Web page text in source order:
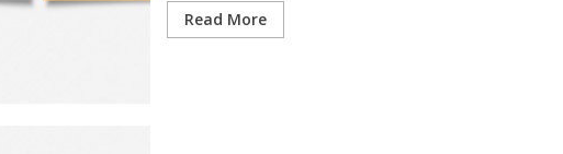
Read More